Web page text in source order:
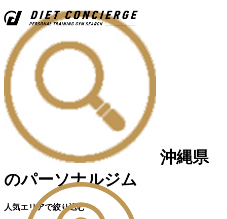
沖縄県
のパーソナルジム
人気エリアで絞り込む